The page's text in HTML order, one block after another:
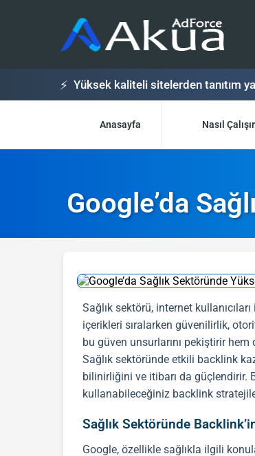
⚡ Yüksek kaliteli sitelerden tanıtım
Anasayfa Nasıl Çalışır
Google’da
Sağlık sektörü, internet
içerikleri sıralarken güvenilirlik,
bu güven unsurlarını pekiştirir
Sağlık sektöründe etkili backlink
bilinirliğini ve itibarı da güçlendirir.
kullanabileceğiniz backlink
Sağlık Sektöründe
Google, özellikle sağlıkla ilgili